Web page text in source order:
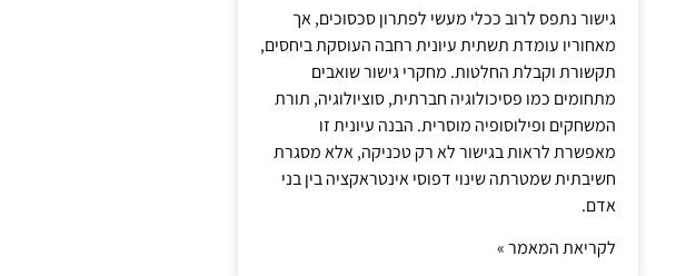
גישור נתפס לרוב ככלי מעשי לפתרון סכסוכים, אך
מאחוריו עומדת תשתית עיונית רחבה העוסקת ביחסים,
תקשורת וקבלת החלטות. מחקרי גישור שואבים
מתחומים כמו פסיכולוגיה חברתית, סוציולוגיה, תורת
המשחקים ופילוסופיה מוסרית. הבנה עיונית זו
מאפשרת לראות בגישור לא רק טכניקה, אלא מסגרת
חשיבתית שמטרתה שינוי דפוסי אינטראקציה בין בני
אדם.
לקריאת המאמר »